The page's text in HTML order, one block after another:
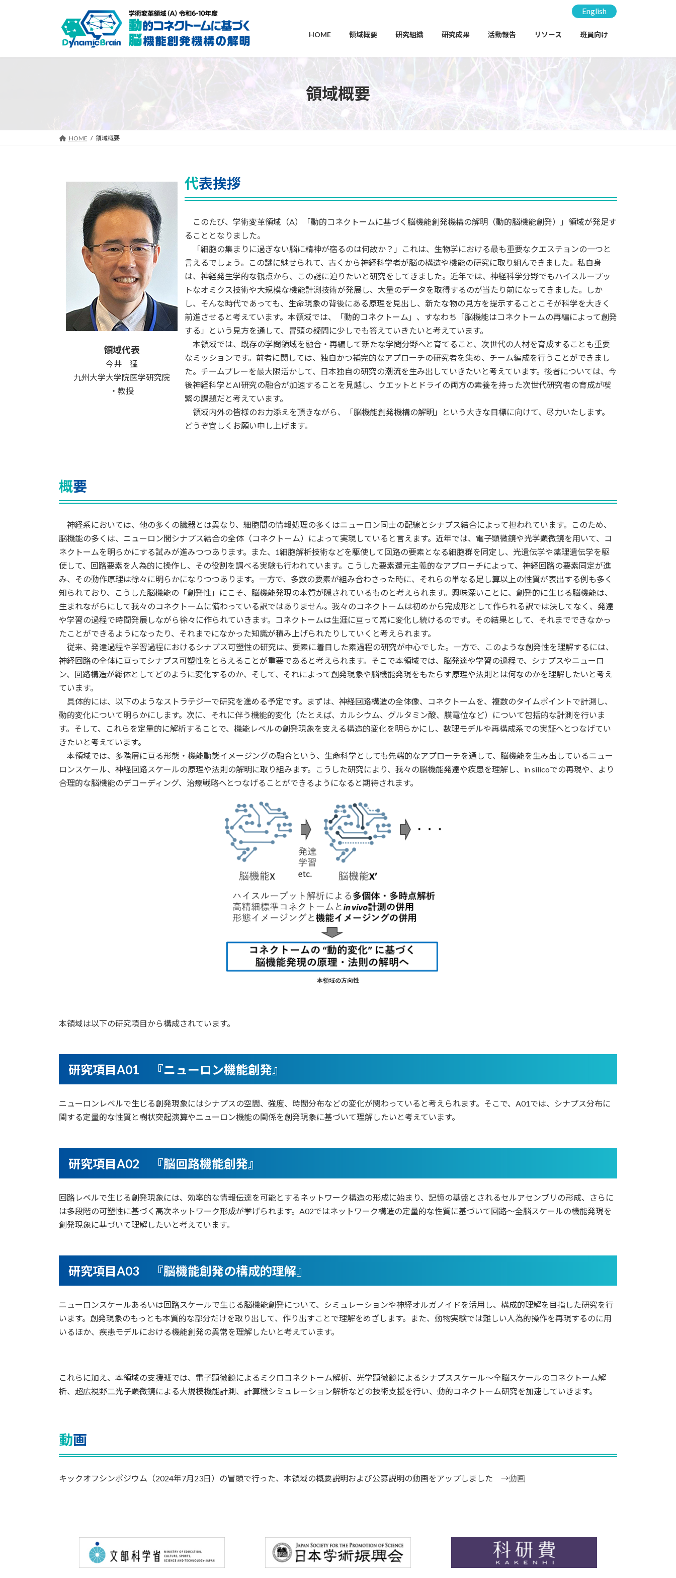
English
HOME 領域概要 研究組織 研究成果 活動報告 リソース 班員向け
領域概要
HOME 領域概要
領域代表
今井 猛
九州大学大学院医学研究院
・教授
代表挨拶
このたび、学術変革領域（A）「動的コネクトームに基づく脳機能創発機構の解明（動的脳機能創発）」領域が発足す
ることとなりました。
「細胞の集まりに過ぎない脳に精神が宿るのは何故か？」これは、生物学における最も重要なクエスチョンの一つと
言えるでしょう。この謎に魅せられて、古くから神経科学者が脳の構造や機能の研究に取り組んできました。私自身
は、神経発生学的な観点から、この謎に迫りたいと研究をしてきました。近年では、神経科学分野でもハイスループッ
トなオミクス技術や大規模な機能計測技術が発展し、大量のデータを取得するのが当たり前になってきました。しか
し、そんな時代であっても、生命現象の背後にある原理を見出し、新たな物の見方を提示することこそが科学を大きく
前進させると考えています。本領域では、「動的コネクトーム」、すなわち「脳機能はコネクトームの再編によって創発
する」という見方を通して、冒頭の疑問に少しでも答えていきたいと考えています。
本領域では、既存の学問領域を融合・再編して新たな学問分野へと育てること、次世代の人材を育成することも重要
なミッションです。前者に関しては、独自かつ補完的なアプローチの研究者を集め、チーム編成を行うことができまし
た。チームプレーを最大限活かして、日本独自の研究の潮流を生み出していきたいと考えています。後者については、今
後神経科学とAI研究の融合が加速することを見越し、ウエットとドライの両方の素養を持った次世代研究者の育成が喫
緊の課題だと考えています。
領域内外の皆様のお力添えを頂きながら、「脳機能創発機構の解明」という大きな目標に向けて、尽力いたします。
どうぞ宜しくお願い申し上げます。
概要
神経系においては、他の多くの臓器とは異なり、細胞間の情報処理の多くはニューロン同士の配線とシナプス結合によって担われています。このため、
脳機能の多くは、ニューロン間シナプス結合の全体（コネクトーム）によって実現していると言えます。近年では、電子顕微鏡や光学顕微鏡を用いて、コ
ネクトームを明らかにする試みが進みつつあります。また、1細胞解析技術などを駆使して回路の要素となる細胞群を同定し、光遺伝学や薬理遺伝学を駆
使して、回路要素を人為的に操作し、その役割を調べる実験も行われています。こうした要素還元主義的なアプローチによって、神経回路の要素同定が進
み、その動作原理は徐々に明らかになりつつあります。一方で、多数の要素が組み合わさった時に、それらの単なる足し算以上の性質が表出する例も多く
知られており、こうした脳機能の「創発性」にこそ、脳機能発現の本質が隠されているものと考えられます。興味深いことに、創発的に生じる脳機能は、
生まれながらにして我々のコネクトームに備わっている訳ではありません。我々のコネクトームは初めから完成形として作られる訳では決してなく、発達
や学習の過程で時間発展しながら徐々に作られていきます。コネクトームは生涯に亘って常に変化し続けるのです。その結果として、それまでできなかっ
たことができるようになったり、それまでになかった知識が積み上げられたりしていくと考えられます。
従来、発達過程や学習過程におけるシナプス可塑性の研究は、要素に着目した素過程の研究が中心でした。一方で、このような創発性を理解するには、
神経回路の全体に亘ってシナプス可塑性をとらえることが重要であると考えられます。そこで本領域では、脳発達や学習の過程で、シナプスやニューロ
ン、回路構造が総体としてどのように変化するのか、そして、それによって創発現象や脳機能発現をもたらす原理や法則とは何なのかを理解したいと考え
ています。
具体的には、以下のようなストラテジーで研究を進める予定です。まずは、神経回路構造の全体像、コネクトームを、複数のタイムポイントで計測し、
動的変化について明らかにします。次に、それに伴う機能的変化（たとえば、カルシウム、グルタミン酸、膜電位など）について包括的な計測を行いま
す。そして、これらを定量的に解析することで、機能レベルの創発現象を支える構造的変化を明らかにし、数理モデルや再構成系での実証へとつなげてい
きたいと考えています。
本領域では、多階層に亘る形態・機能動態イメージングの融合という、生命科学としても先端的なアプローチを通して、脳機能を生み出しているニュー
ロンスケール、神経回路スケールの原理や法則の解明に取り組みます。こうした研究により、我々の脳機能発達や疾患を理解し、in silicoでの再現や、より
合理的な脳機能のデコーディング、治療戦略へとつなげることができるようになると期待されます。
本領域の方向性
本領域は以下の研究項目から構成されています。
研究項目A01 『ニューロン機能創発』
ニューロンレベルで生じる創発現象にはシナプスの空間、強度、時間分布などの変化が関わっていると考えられます。そこで、A01では、シナプス分布に
関する定量的な性質と樹状突起演算やニューロン機能の関係を創発現象に基づいて理解したいと考えています。
研究項目A02 『脳回路機能創発』
回路レベルで生じる創発現象には、効率的な情報伝達を可能とするネットワーク構造の形成に始まり、記憶の基盤とされるセルアセンブリの形成、さらに
は多段階の可塑性に基づく高次ネットワーク形成が挙げられます。A02ではネットワーク構造の定量的な性質に基づいて回路～全脳スケールの機能発現を
創発現象に基づいて理解したいと考えています。
研究項目A03 『脳機能創発の構成的理解』
ニューロンスケールあるいは回路スケールで生じる脳機能創発について、シミュレーションや神経オルガノイドを活用し、構成的理解を目指した研究を行
います。創発現象のもっとも本質的な部分だけを取り出して、作り出すことで理解をめざします。また、動物実験では難しい人為的操作を再現するのに用
いるほか、疾患モデルにおける機能創発の異常を理解したいと考えています。
これらに加え、本領域の支援班では、電子顕微鏡によるミクロコネクトーム解析、光学顕微鏡によるシナプススケール～全脳スケールのコネクトーム解
析、超広視野二光子顕微鏡による大規模機能計測、計算機シミュレーション解析などの技術支援を行い、動的コネクトーム研究を加速していきます。
動画
キックオフシンポジウム（2024年7月23日）の冒頭で行った、本領域の概要説明および公募説明の動画をアップしました →動画